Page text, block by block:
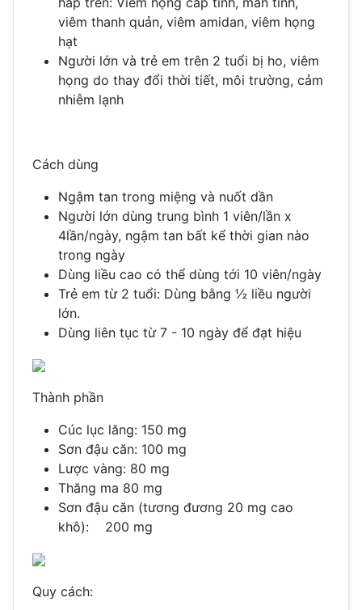
viêm thanh quản, viêm amidan, viêm họng
hạt
Người lớn và trẻ em trên 2 tuổi bị ho, viêm
họng do thay đổi thời tiết, môi trường, cảm
nhiễm lạnh
Cách dùng
Ngậm tan trong miệng và nuốt dần
Người lớn dùng trung bình 1 viên/lần x
4lần/ngày, ngậm tan bất kể thời gian nào
trong ngày
Dùng liều cao có thể dùng tới 10 viên/ngày
Trẻ em từ 2 tuổi: Dùng bằng ½ liều người
lớn.
Dùng liên tục từ 7 - 10 ngày để đạt hiệu
Thành phần
Cúc lục lăng: 150 mg
Sơn đậu căn: 100 mg
Lược vàng: 80 mg
Thăng ma 80 mg
Sơn đậu căn (tương đương 20 mg cao
khô): 200 mg
Quy cách: